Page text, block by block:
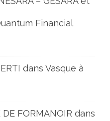
Financial
dans Vasque à
DE FORMANOIR dans